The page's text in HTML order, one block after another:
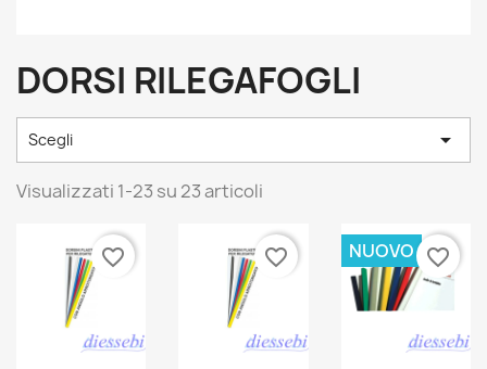
DORSI RILEGAFOGLI
Scegli 
Visualizzati 1-23 su 23 articoli
favorite_border favorite_border NUOVO favorite_border